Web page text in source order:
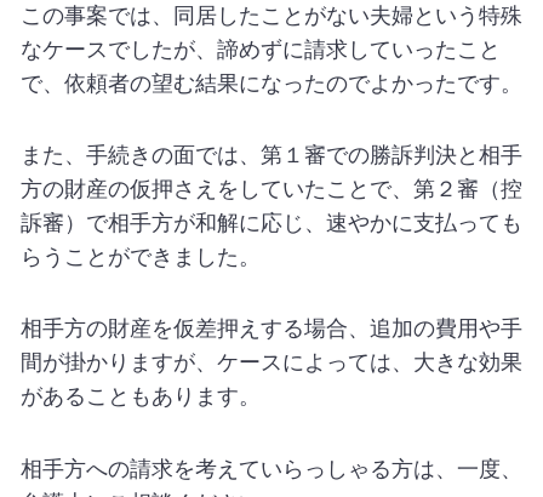
この事案では、同居したことがない夫婦という特殊
なケースでしたが、諦めずに請求していったこと
で、依頼者の望む結果になったのでよかったです。
また、手続きの面では、第１審での勝訴判決と相手
方の財産の仮押さえをしていたことで、第２審（控
訴審）で相手方が和解に応じ、速やかに支払っても
らうことができました。
相手方の財産を仮差押えする場合、追加の費用や手
間が掛かりますが、ケースによっては、大きな効果
があることもあります。
相手方への請求を考えていらっしゃる方は、一度、